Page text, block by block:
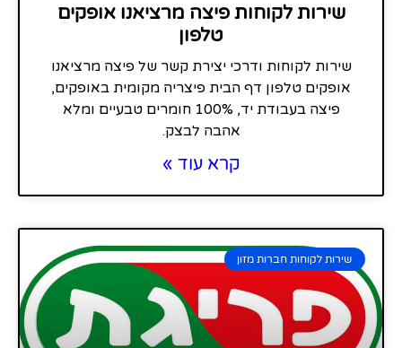
שירות לקוחות פיצה מרציאנו אופקים
טלפון
שירות לקוחות ודרכי יצירת קשר של פיצה מרציאנו
אופקים טלפון דף הבית פיצריה מקומית באופקים,
פיצה בעבודת יד, 100% חומרים טבעיים ומלא
אהבה לבצק.
קרא עוד »
שירות לקוחות חברות מזון